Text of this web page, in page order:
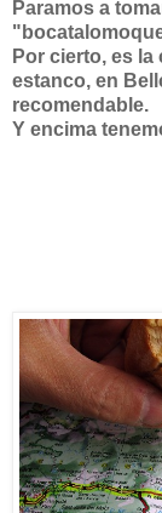
Paramos a
Por cierto, es la
estanco, en
recomendable.
Y encima